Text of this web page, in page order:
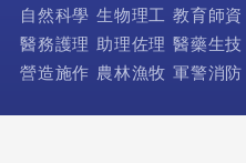
自然科學 生物理工 教育師資
醫務護理 助理佐理 醫藥生技
營造施作 農林漁牧 軍警消防